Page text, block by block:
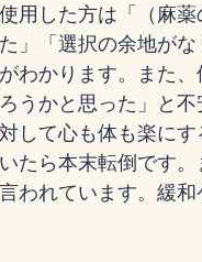
用した方は「（麻
」「選択の余地が
わかります。また
うかと思った」と
して心も体も楽に
たら本末転倒です
われています。緩